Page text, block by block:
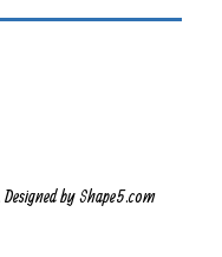
by Shape5.com